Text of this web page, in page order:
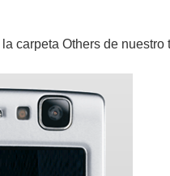
carpeta Others de nuestro